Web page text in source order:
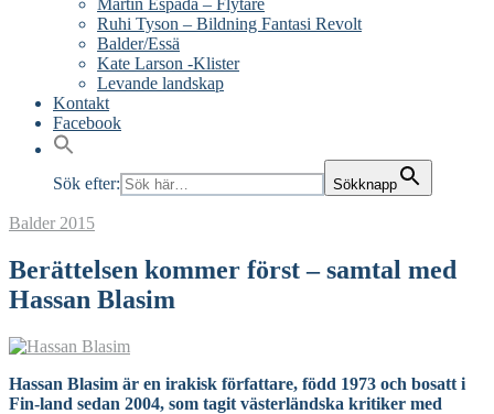
Martín Espada – Flytare
Ruhi Tyson – Bildning Fantasi Revolt
Balder/Essä
Kate Larson -Klister
Levande landskap
Kontakt
Facebook
Sök efter: Sökknapp
Balder 2015
Berättelsen kommer först – samtal med
Hassan Blasim
Hassan Blasim är en irakisk författare, född 1973 och bosatt i
Fin-land sedan 2004, som tagit västerländska kritiker med